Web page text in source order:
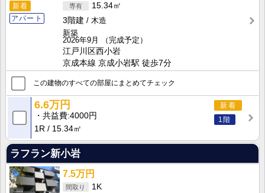
新着
アパート
15.34㎡
3階建
木造
新築
2026年9月
（完成予定）
江戸川区西小岩
京成本線 京成小岩駅 徒歩7分
この建物のすべての部屋にまとめてチェック
新着
1階
6.6万円
共益費 4000円
1R
15.34㎡
ラフラン新小岩
7.5万円
1K